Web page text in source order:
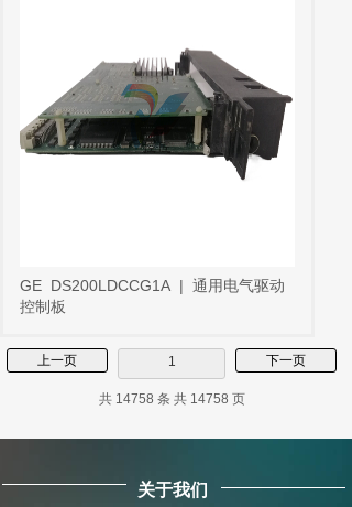
GE DS200LDCCG1A | 通用电气驱动
控制板
上一页 1 下一页
共 14758 条 共 14758 页
关于我们